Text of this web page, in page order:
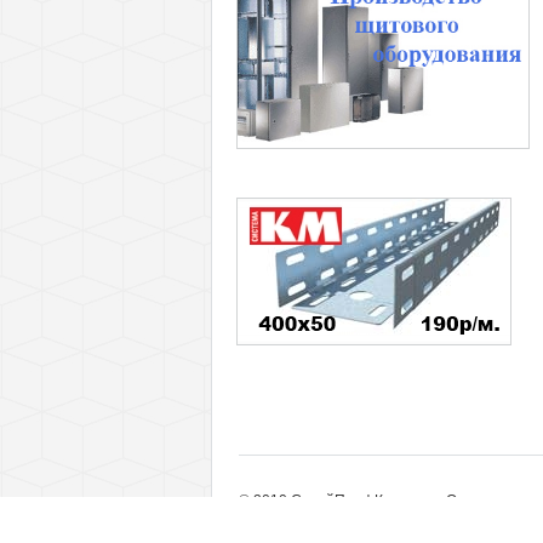
© 2010 СтройПрофКомплект. Оптовые